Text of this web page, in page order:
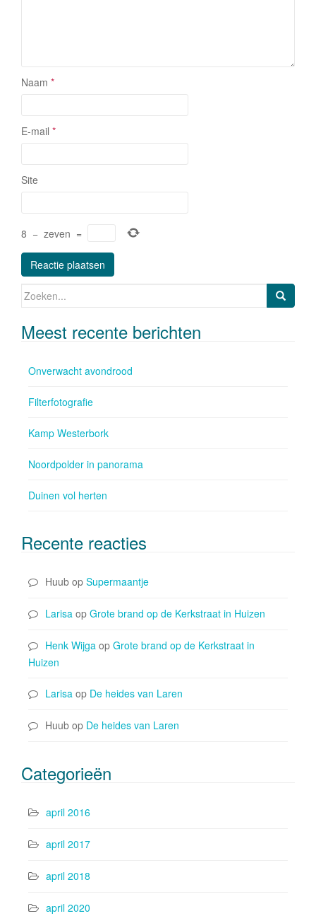
Naam *
E-mail *
Site
8 − zeven =
Zoeken naar:
Meest recente berichten
Onverwacht avondrood
Filterfotografie
Kamp Westerbork
Noordpolder in panorama
Duinen vol herten
Recente reacties
Huub op Supermaantje
Larisa op Grote brand op de Kerkstraat in Huizen
Henk Wijga op Grote brand op de Kerkstraat in
Huizen
Larisa op De heides van Laren
Huub op De heides van Laren
Categorieën
april 2016
april 2017
april 2018
april 2020